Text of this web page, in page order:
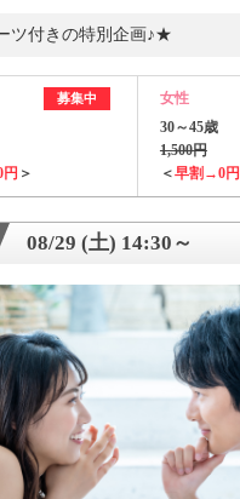
ツ付きの特別企画♪★
募集中
＞
女性
30～45歳
1,500円
＜早割→0円
08/29 (土) 14:30～